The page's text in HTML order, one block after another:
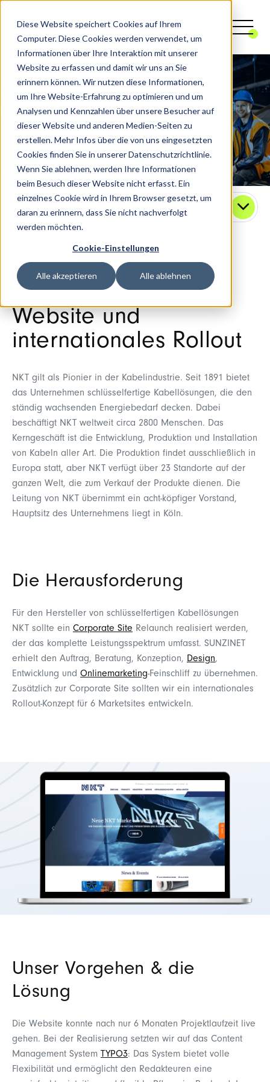
Diese Website speichert Cookies auf Ihrem
Computer. Diese Cookies werden verwendet, um
Informationen über Ihre Interaktion mit unserer
Website zu erfassen und damit wir uns an Sie
erinnern können. Wir nutzen diese Informationen,
um Ihre Website-Erfahrung zu optimieren und um
Analysen und Kennzahlen über unsere Besucher auf
dieser Website und anderen Medien-Seiten zu
erstellen. Mehr Infos über die von uns eingesetzten
Cookies finden Sie in unserer Datenschutzrichtlinie.
Wenn Sie ablehnen, werden Ihre Informationen
beim Besuch dieser Website nicht erfasst. Ein
einzelnes Cookie wird in Ihrem Browser gesetzt, um
daran zu erinnern, dass Sie nicht nachverfolgt
werden möchten.
Cookie-Einstellungen
Alle akzeptieren Alle ablehnen
Eine neue Corporate
Website und
internationales Rollout
NKT gilt als Pionier in der Kabelindustrie. Seit 1891 bietet
das Unternehmen schlüsselfertige Kabellösungen, die den
ständig wachsenden Energiebedarf decken. Dabei
beschäftigt NKT weltweit circa 2800 Menschen. Das
Kerngeschäft ist die Entwicklung, Produktion und Installation
von Kabeln aller Art. Die Produktion findet ausschließlich in
Europa statt, aber NKT verfügt über 23 Standorte auf der
ganzen Welt, die zum Verkauf der Produkte dienen. Die
Leitung von NKT übernimmt ein acht-köpfiger Vorstand,
Hauptsitz des Unternehmens liegt in Köln.
Die Herausforderung
Für den Hersteller von schlüsselfertigen Kabellösungen
NKT sollte ein Corporate Site Relaunch realisiert werden,
der das komplette Leistungsspektrum umfasst. SUNZINET
erhielt den Auftrag, Beratung, Konzeption, Design,
Entwicklung und Onlinemarketing-Feinschliff zu übernehmen.
Zusätzlich zur Corporate Site sollten wir ein internationales
Rollout-Konzept für 6 Marketsites entwickeln.
Unser Vorgehen & die
Lösung
Die Website konnte nach nur 6 Monaten Projektlaufzeit live
gehen. Bei der Realisierung setzten wir auf das Content
Management System TYPO3: Das System bietet volle
Flexibilität und ermöglicht den Redakteuren eine